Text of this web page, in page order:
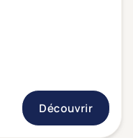
Découvrir